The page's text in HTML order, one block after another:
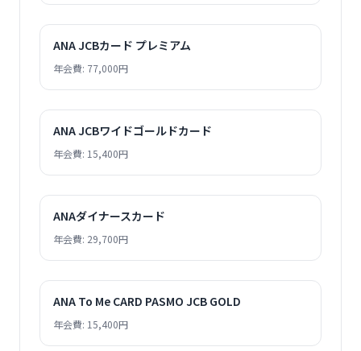
ANA JCBカード プレミアム
年会費: 77,000円
ANA JCBワイドゴールドカード
年会費: 15,400円
ANAダイナースカード
年会費: 29,700円
ANA To Me CARD PASMO JCB GOLD
年会費: 15,400円